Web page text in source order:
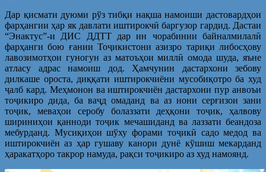
Дар қисмати дуюми рўз тибқи нақша намоиши дастовардҳои
фарҳангии ҳар як давлати иштирокчӣ баргузор гардид. Дастаи
“Энактус”-и ДИС ДДТТ дар ин чорабинии байналмилалӣ
фарҳанги бою ғании Тоҷикистони азизро тариқи либосҳову
лавозимотҳои гуногун аз матоъҳои миллӣ омода шуда, яъне
атласу адрас намоиш дод. Ҳамчунин дастархони зебову
дилкаше ороста, диққати иштирокчиёни мусобиқотро ба худ
ҷалб кард. Меҳмонон ва иштирокчиён дастархони пур анвоъи
тоҷикиро дида, ба ваҷд омаданд ва аз нони серғизои зани
тоҷик, меваҳои серобу болаззати деҳқони тоҷик, ҳалвову
шириниҳои қанноди тоҷик мечашиданд ва лаззати беандоза
мебурданд. Мусиқиҳои шўху форами тоҷикӣ садо медод ва
иштирокчиён аз ҳар гушаву канори дунё кўшиш мекарданд
ҳаракатҳоро такрор намуда, рақси тоҷикиро аз худ намоянд.